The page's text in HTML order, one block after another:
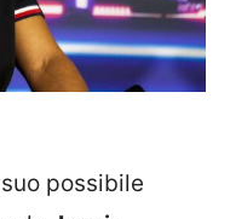
possibile